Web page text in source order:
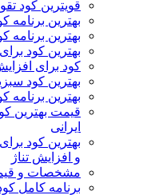
قویترین کود
بهترین برنامه
بهترین برنامه
بهترین کود
کود برای
بهترین کود
بهترین برنامه
ایرانی
و افزایش تناژ
مشخصات و
برنامه کامل